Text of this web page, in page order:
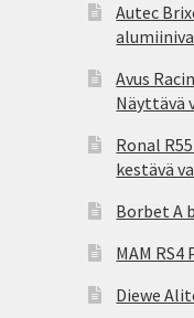
Autec
Avus
Näyttävä
Ronal
kestävä
Borbet A
MAM RS4
Diewe